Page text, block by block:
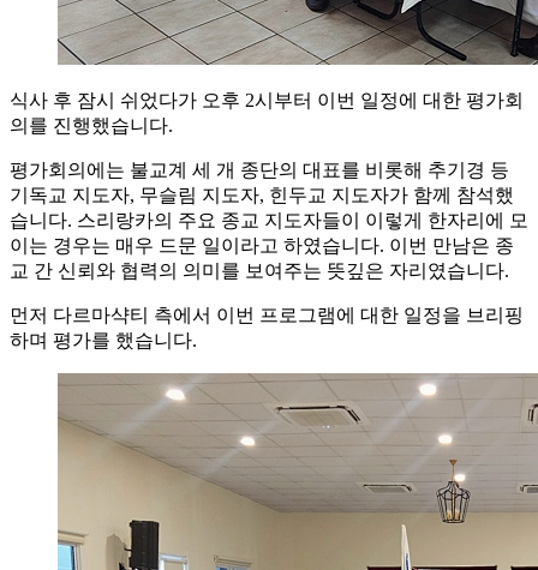
식사 후 잠시 쉬었다가 오후 2시부터 이번 일정에 대한 평가회
의를 진행했습니다.
평가회의에는 불교계 세 개 종단의 대표를 비롯해 추기경 등
기독교 지도자, 무슬림 지도자, 힌두교 지도자가 함께 참석했
습니다. 스리랑카의 주요 종교 지도자들이 이렇게 한자리에 모
이는 경우는 매우 드문 일이라고 하였습니다. 이번 만남은 종
교 간 신뢰와 협력의 의미를 보여주는 뜻깊은 자리였습니다.
먼저 다르마샥티 측에서 이번 프로그램에 대한 일정을 브리핑
하며 평가를 했습니다.